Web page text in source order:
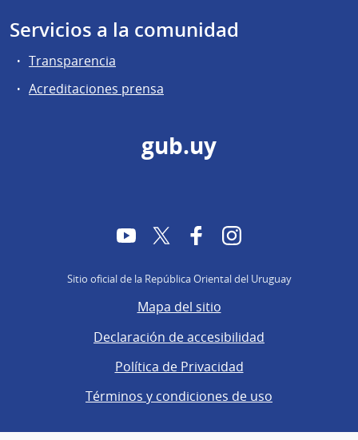
Servicios a la comunidad
Transparencia
Acreditaciones prensa
gub.uy
YouTubeTwitter FacebookInstagram
Sitio oficial de la República Oriental del Uruguay
Mapa del sitio
Declaración de accesibilidad
Política de Privacidad
Términos y condiciones de uso